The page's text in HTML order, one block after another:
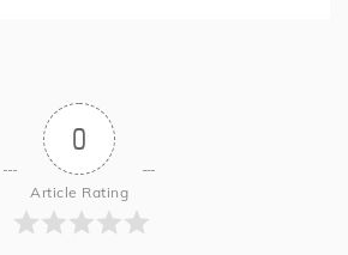
0
Article Rating